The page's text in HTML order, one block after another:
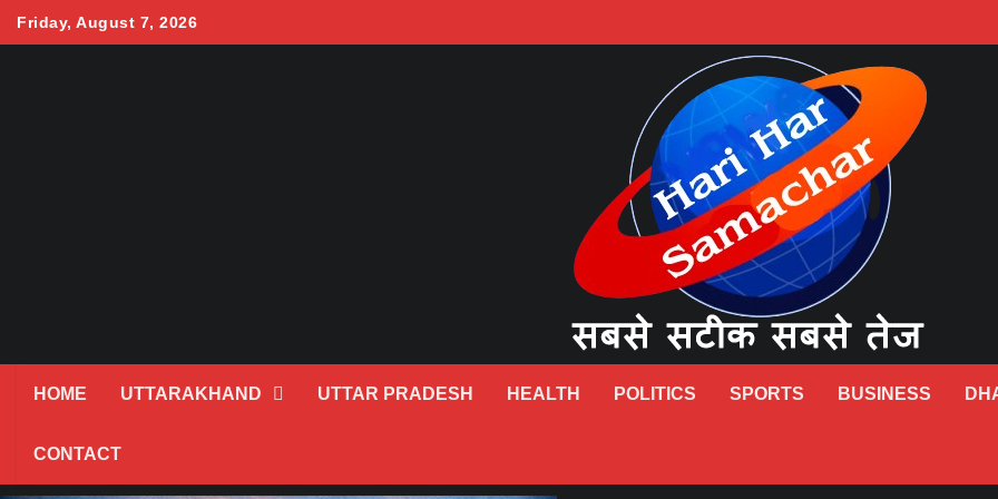
Friday, August 7, 2026
HOME UTTARAKHAND UTTAR PRADESH HEALTH POLITICS SPORTS BUSINESS
CONTACT